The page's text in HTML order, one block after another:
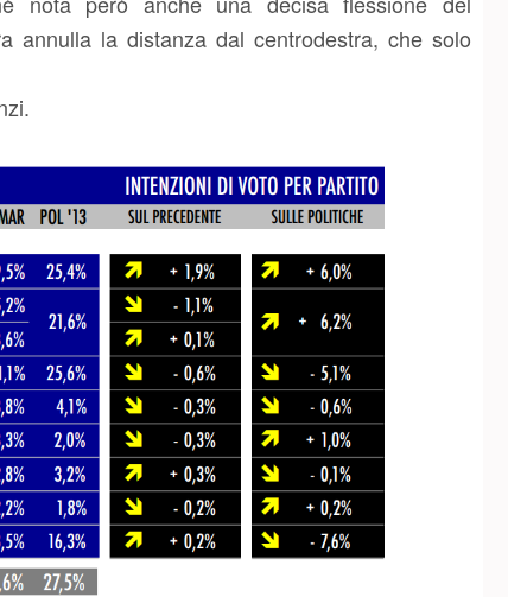
annulla la distanza dal centrodestra, che solo